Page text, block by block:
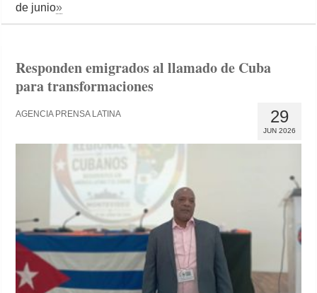
de junio»
Responden emigrados al llamado de Cuba
para transformaciones
29
JUN 2026
AGENCIA PRENSA LATINA